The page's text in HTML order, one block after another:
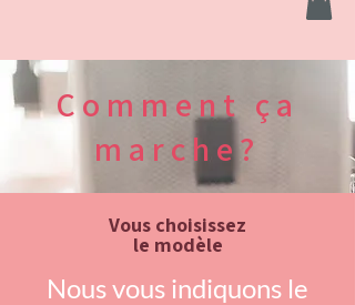
Comment ça
marche?
Vous choisissez
le modèle
Nous vous indiquons le